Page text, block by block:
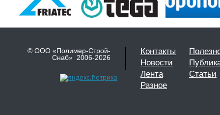
© ООО «Полимер-Строй-
Снаб» 2006-2026
Контакты
Новости
Лента
Статьи
Разное